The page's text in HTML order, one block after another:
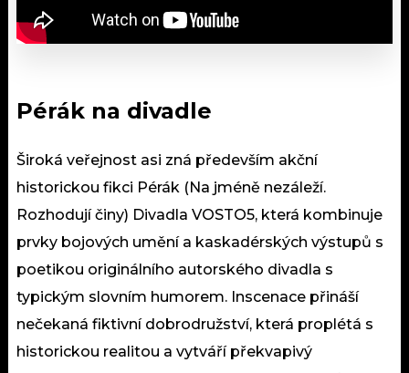
Pérák na divadle
Široká veřejnost asi zná především akční
historickou fikci Pérák (Na jméně nezáleží.
Rozhodují činy) Divadla VOSTO5, která kombinuje
prvky bojových umění a kaskadérských výstupů s
poetikou originálního autorského divadla s
typickým slovním humorem. Inscenace přináší
nečekaná fiktivní dobrodružství, která proplétá s
historickou realitou a vytváří překvapivý